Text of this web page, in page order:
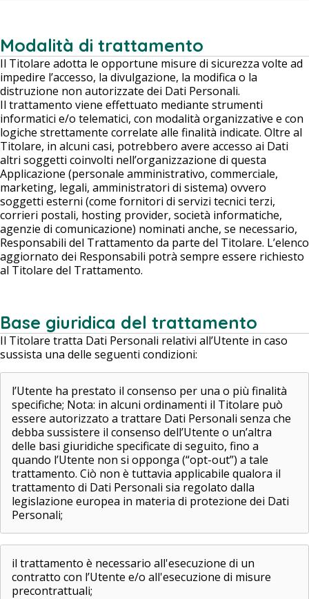
Modalità di trattamento
Il Titolare adotta le opportune misure di sicurezza volte ad
impedire l’accesso, la divulgazione, la modifica o la
distruzione non autorizzate dei Dati Personali.
Il trattamento viene effettuato mediante strumenti
informatici e/o telematici, con modalità organizzative e con
logiche strettamente correlate alle finalità indicate. Oltre al
Titolare, in alcuni casi, potrebbero avere accesso ai Dati
altri soggetti coinvolti nell’organizzazione di questa
Applicazione (personale amministrativo, commerciale,
marketing, legali, amministratori di sistema) ovvero
soggetti esterni (come fornitori di servizi tecnici terzi,
corrieri postali, hosting provider, società informatiche,
agenzie di comunicazione) nominati anche, se necessario,
Responsabili del Trattamento da parte del Titolare. L’elenco
aggiornato dei Responsabili potrà sempre essere richiesto
al Titolare del Trattamento.
Base giuridica del trattamento
Il Titolare tratta Dati Personali relativi all’Utente in caso
sussista una delle seguenti condizioni:
l’Utente ha prestato il consenso per una o più finalità
specifiche; Nota: in alcuni ordinamenti il Titolare può
essere autorizzato a trattare Dati Personali senza che
debba sussistere il consenso dell’Utente o un’altra
delle basi giuridiche specificate di seguito, fino a
quando l’Utente non si opponga (“opt-out”) a tale
trattamento. Ciò non è tuttavia applicabile qualora il
trattamento di Dati Personali sia regolato dalla
legislazione europea in materia di protezione dei Dati
Personali;
il trattamento è necessario all'esecuzione di un
contratto con l’Utente e/o all'esecuzione di misure
precontrattuali;